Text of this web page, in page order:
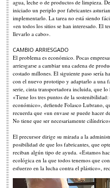
agua, leche o de productos de limpieza.
iniciado un periplo por fabricantes
implementarlo. La tarea no está siendo
«en todos los sitios se han interesado. El
llevarlo a cabo».
CAMBIO ARRIESGADO
El problema es económico. Pocas
arriesgarse a cambiar una cadena de
costado millones. El siguiente paso sería
con el nuevo prototipo y adaptarlo a una
serie, cinta transportadora incluida, que lo
«Tiene los tres puntos de la
económico», defiende Folasco Lubrano,
recuerda que «un envase se puede hacer
No tiene que ser necesariamente
El precursor dirige su mirada a la
posibilidad de que los fabricantes, que
reciban algún tipo de ayuda. «Estamos
ecológica en la que todos tenemos que
esfuerzo en la lucha contra el plástico»,